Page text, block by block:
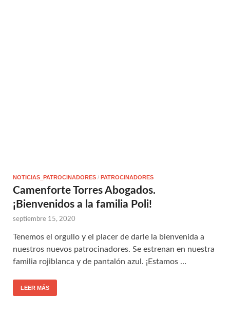
NOTICIAS_PATROCINADORES / PATROCINADORES
Camenforte Torres Abogados.
¡Bienvenidos a la familia Poli!
septiembre 15, 2020
Tenemos el orgullo y el placer de darle la bienvenida a
nuestros nuevos patrocinadores. Se estrenan en nuestra
familia rojiblanca y de pantalón azul. ¡Estamos …
LEER MÁS